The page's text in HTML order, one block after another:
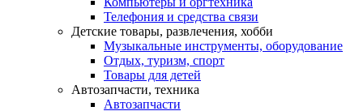
Телефония и средства связи
Детские товары, развлечения, хобби
Музыкальные инструменты, оборудование
Отдых, туризм, спорт
Товары для детей
Автозапчасти, техника
Автозапчасти